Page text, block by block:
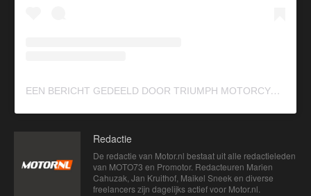
E
EN BERICHT GEDEELD DOOR TRIUMPH MOTORCYCLES (@OFFICIALTRIUMPH)
Redactie
De redactie van Motor.nl bestaat uit alle redactieleden
van MOTO73 en Promotor. Redacteuren Marien
Cahuzak, Jan Kruithof, Maikel Sneek en diverse
freelancers zijn dagelijks actief voor Motor.nl.